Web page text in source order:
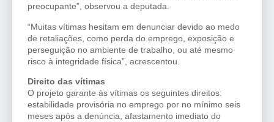
preocupante”, observou a deputada.
“Muitas vítimas hesitam em denunciar devido ao medo
de retaliações, como perda do emprego, exposição e
perseguição no ambiente de trabalho, ou até mesmo
risco à integridade física”, acrescentou.
Direito das vítimas
O projeto garante às vítimas os seguintes direitos:
estabilidade provisória no emprego por no mínimo seis
meses após a denúncia, afastamento imediato do